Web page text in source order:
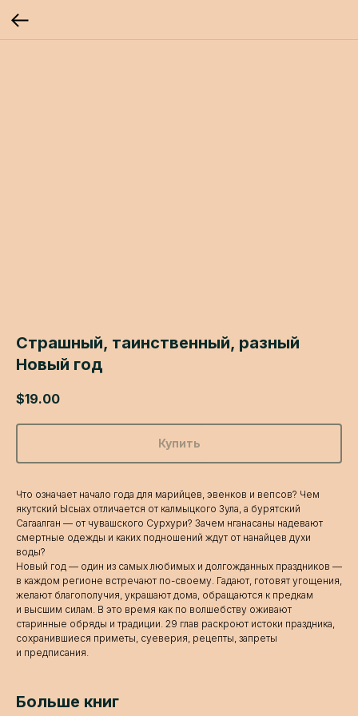
Страшный, таинственный, разный
Новый год
$19.00
Купить
Что означает начало года для марийцев, эвенков и вепсов? Чем
якутский Ысыах отличается от калмыцкого Зула, а бурятский
Сагаалган — от чувашского Сурхури? Зачем нганасаны надевают
смертные одежды и каких подношений ждут от нанайцев духи
воды?
Новый год — один из самых любимых и долгожданных праздников —
в каждом регионе встречают по-своему. Гадают, готовят угощения,
желают благополучия, украшают дома, обращаются к предкам
и высшим силам. В это время как по волшебству оживают
старинные обряды и традиции. 29 глав раскроют истоки праздника,
сохранившиеся приметы, суеверия, рецепты, запреты
и предписания.
Больше книг